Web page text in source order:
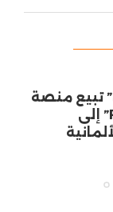
تبيع منصة
“Free2move” إلى